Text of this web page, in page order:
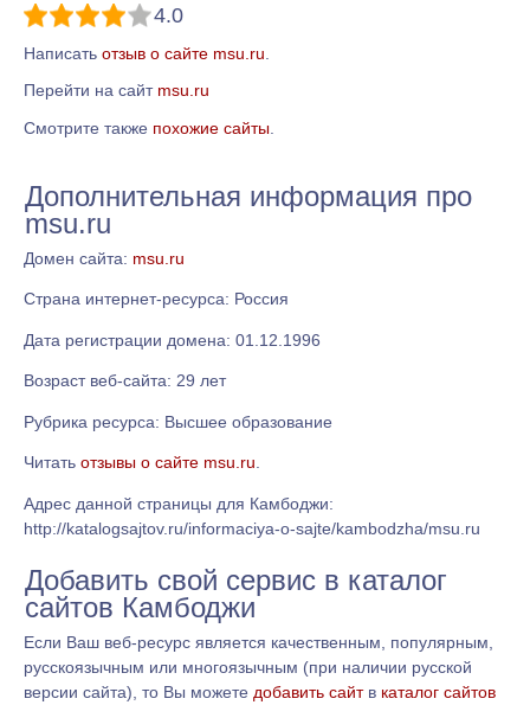
4.0
Написать отзыв о сайте msu.ru
Перейти на сайт msu.ru
Смотрите также похожие сайты
Дополнительная информация про
msu.ru
Домен сайта: msu.ru
Страна интернет-ресурса: Россия
Дата регистрации домена: 01.12.1996
Возраст веб-сайта: 29 лет
Рубрика ресурса: Высшее образование
Читать отзывы о сайте msu.ru
Адрес данной страницы для Камбоджи:
http://katalogsajtov.ru/informaciya-o-sajte/kambodzha/msu.ru
Добавить свой сервис в каталог
сайтов Камбоджи
Если Ваш веб-ресурс является качественным, популярным,
русскоязычным или многоязычным (при наличии русской
версии сайта), то Вы можете добавить сайтв каталог сайтов